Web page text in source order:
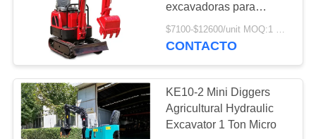
Excavador Relief
Valve
excavadoras para
granjas, bodegas y
jardines Excavadoras
CONTACTO
KE10-2 Mini Diggers
Agricultural Hydraulic
Excavator 1 Ton Micro